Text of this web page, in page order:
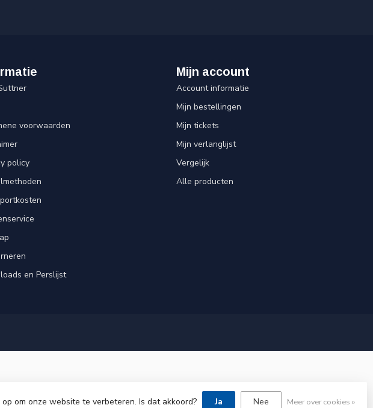
voorwaarden
policy
en Perslijst
Mijn account
Account informatie
Mijn bestellingen
Mijn tickets
Mijn verlanglijst
Vergelijk
Alle producten
om onze website te verbeteren. Is dat akkoord? Ja Nee Meer over cookies »